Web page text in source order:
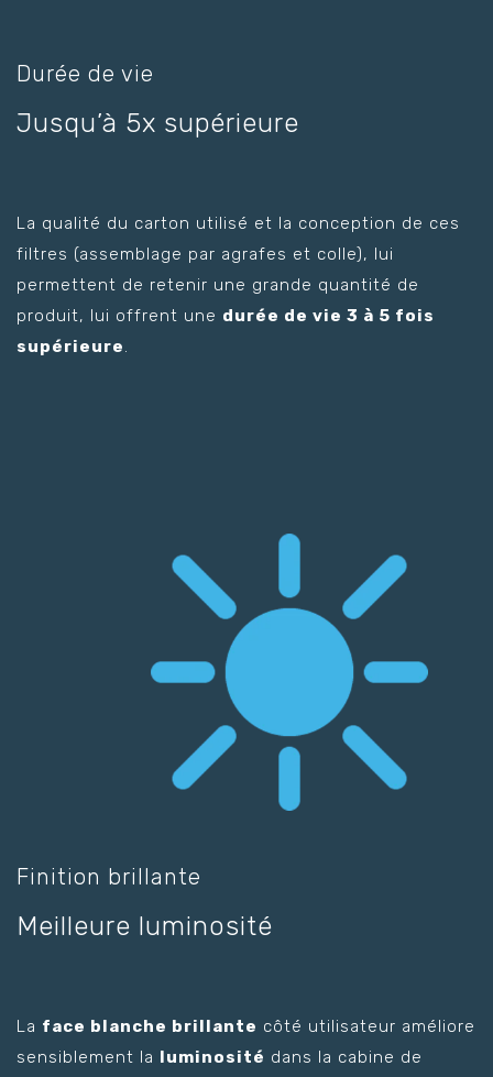
Durée de vie
Jusqu’à 5x supérieure
La qualité du carton utilisé et la conception de ces
filtres (assemblage par agrafes et colle), lui
permettent de retenir une grande quantité de
produit, lui offrent une durée de vie 3 à 5 fois
supérieure.
Finition brillante
Meilleure luminosité
La face blanche brillante côté utilisateur améliore
sensiblement la luminosité dans la cabine de